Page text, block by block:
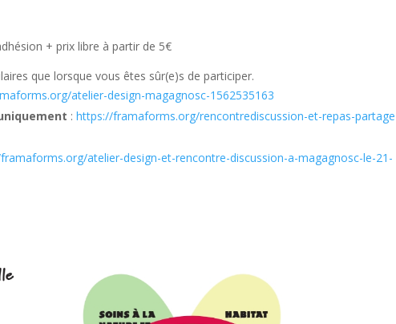
+ prix libre à partir de 5€
que lorsque vous êtes sûr(e)s de participer.
atelier-design-magagnosc-1562535163
:https://framaforms.org/rencontrediscussion-et-repas-
atelier-design-et-rencontre-discussion-a-magagnosc-le-21-